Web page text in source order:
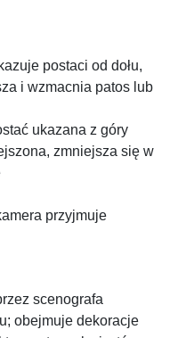
postaci od dołu,
i wzmacnia patos lub
ukazana z góry
zmniejsza się w
przyjmuje
scenografa
obejmuje dekoracje